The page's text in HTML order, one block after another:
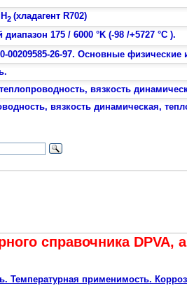
2 (хладагент R702)
175 / 6000 °K (-98 /+5727 °С ).
26-97. Основные физические
вязкость
вязкость динамическая,
cправочника DPVA,
применимость.